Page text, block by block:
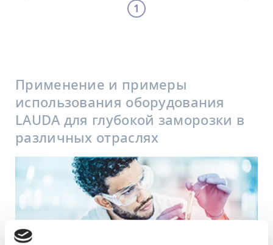
1
Применение и примеры
использования оборудования
LAUDA для глубокой заморозки в
различных отраслях